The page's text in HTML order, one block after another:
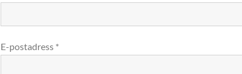
E-postadress *